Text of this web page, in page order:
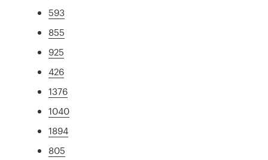
593
855
925
426
1376
1040
1894
805